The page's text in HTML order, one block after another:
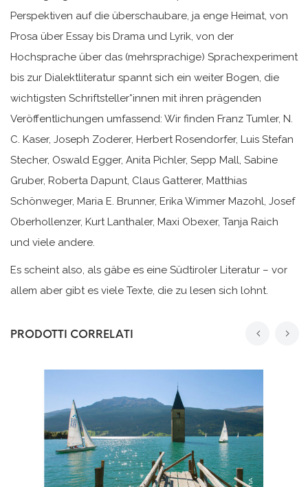
Perspektiven auf die überschaubare, ja enge Heimat, von
Prosa über Essay bis Drama und Lyrik, von der
Hochsprache über das (mehrsprachige) Sprachexperiment
bis zur Dialektliteratur spannt sich ein weiter Bogen, die
wichtigsten Schriftsteller*innen mit ihren prägenden
Veröffentlichungen umfassend: Wir finden Franz Tumler, N.
C. Kaser, Joseph Zoderer, Herbert Rosendorfer, Luis Stefan
Stecher, Oswald Egger, Anita Pichler, Sepp Mall, Sabine
Gruber, Roberta Dapunt, Claus Gatterer, Matthias
Schönweger, Maria E. Brunner, Erika Wimmer Mazohl, Josef
Oberhollenzer, Kurt Lanthaler, Maxi Obexer, Tanja Raich
und viele andere.
Es scheint also, als gäbe es eine Südtiroler Literatur – vor
allem aber gibt es viele Texte, die zu lesen sich lohnt.
PRODOTTI CORRELATI